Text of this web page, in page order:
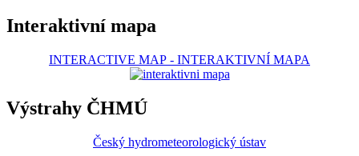
Interaktivní mapa
INTERACTIVE MAP - INTERAKTIVNÍ MAPA
Výstrahy ČHMÚ
Český hydrometeorologický ústav